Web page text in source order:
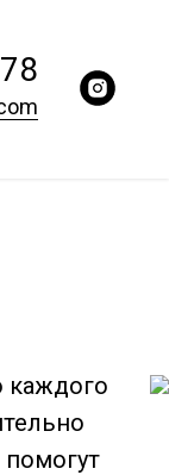
каждого